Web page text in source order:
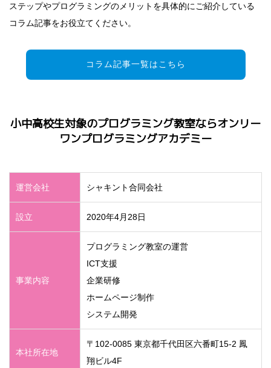
ステップやプログラミングのメリットを具体的にご紹介している
コラム記事をお役立てください。
コラム記事一覧はこちら
小中高校生対象のプログラミング教室ならオンリー
ワンプログラミングアカデミー
運営会社 シャキント合同会社
設立 2020年4月28日
事業内容
プログラミング教室の運営
ICT支援
企業研修
ホームページ制作
システム開発
本社所在地
〒102-0085 東京都千代田区六番町15-2 鳳
翔ビル4F